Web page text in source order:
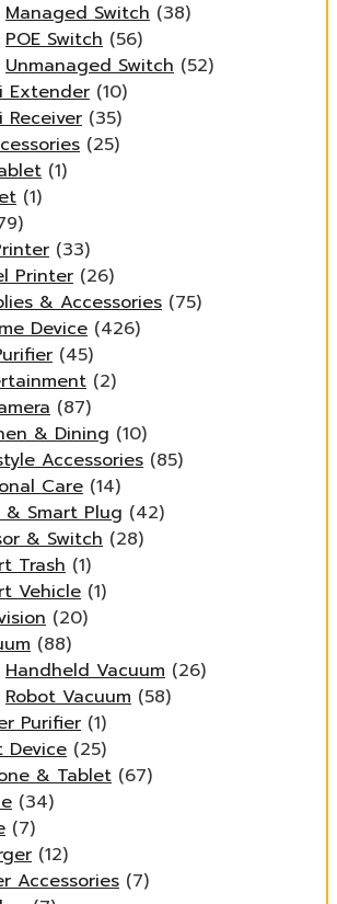
Managed Switch (38)
POE Switch (56)
Unmanaged Switch (52)
Extender (10)
Receiver (35)
(25)
(1)
(1)
(33)
Printer (26)
& Accessories (75)
Device (426)
(45)
(2)
(87)
& Dining (10)
Accessories (85)
Care (14)
& Smart Plug (42)
& Switch (28)
Trash (1)
Vehicle (1)
(20)
(88)
Handheld Vacuum (26)
Robot Vacuum (58)
Purifier (1)
Device (25)
& Tablet (67)
(34)
(7)
(12)
Accessories (7)